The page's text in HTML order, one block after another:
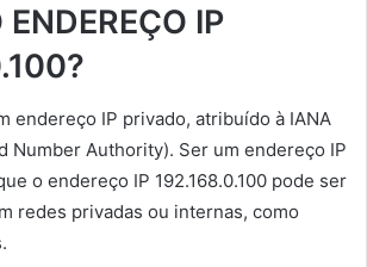
IP
endereço IP privado, atribuído à IANA
Number Authority). Ser um endereço IP
o endereço IP 192.168.0.100 pode ser
redes privadas ou internas, como